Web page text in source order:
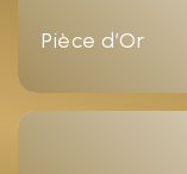
Pièce d’Or